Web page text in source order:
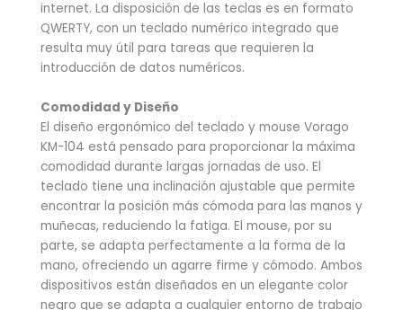
internet. La disposición de las teclas es en formato
QWERTY, con un teclado numérico integrado que
resulta muy útil para tareas que requieren la
introducción de datos numéricos.
Comodidad y Diseño
El diseño ergonómico del teclado y mouse Vorago
KM-104 está pensado para proporcionar la máxima
comodidad durante largas jornadas de uso. El
teclado tiene una inclinación ajustable que permite
encontrar la posición más cómoda para las manos y
muñecas, reduciendo la fatiga. El mouse, por su
parte, se adapta perfectamente a la forma de la
mano, ofreciendo un agarre firme y cómodo. Ambos
dispositivos están diseñados en un elegante color
negro que se adapta a cualquier entorno de trabajo